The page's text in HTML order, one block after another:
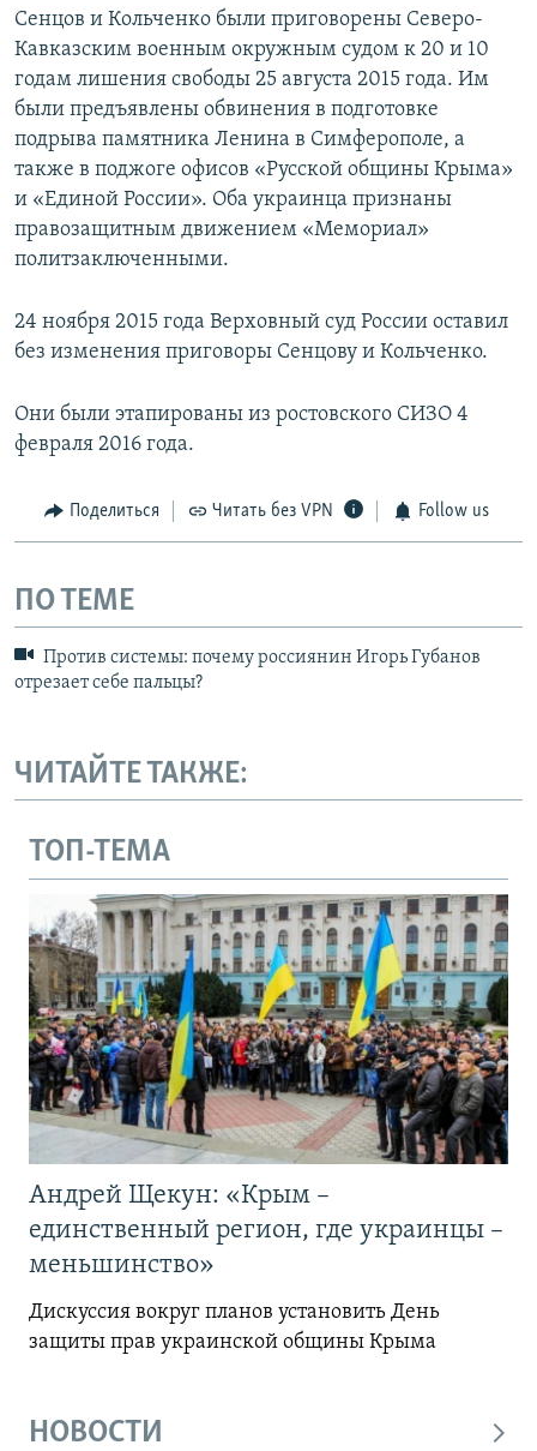
Сенцов и Кольченко были приговорены Северо-
Кавказским военным окружным судом к 20 и 10
годам лишения свободы 25 августа 2015 года. Им
были предъявлены обвинения в подготовке
подрыва памятника Ленина в Симферополе, а
также в поджоге офисов «Русской общины Крыма»
и «Единой России». Оба украинца признаны
правозащитным движением «Мемориал»
политзаключенными.
24 ноября 2015 года Верховный суд России оставил
без изменения приговоры Сенцову и Кольченко.
Они были этапированы из ростовского СИЗО 4
февраля 2016 года.
Поделиться Читать без VPN Follow us
ПО ТЕМЕ
Против системы: почему россиянин Игорь Губанов
отрезает себе пальцы?
ЧИТАЙТЕ ТАКЖЕ:
ТОП-ТЕМА
Андрей Щекун: «Крым –
единственный регион, где украинцы –
меньшинство»
Дискуссия вокруг планов установить День
защиты прав украинской общины Крыма
НОВОСТИ